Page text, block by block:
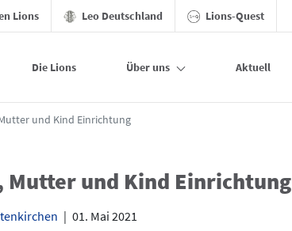
Lions Leo Deutschland Lions-Quest
Die Lions Über uns Aktuell
Partenkirchen
und Kind Einrichtung
Mutter und Kind Einrichtung
| 01. Mai 2021